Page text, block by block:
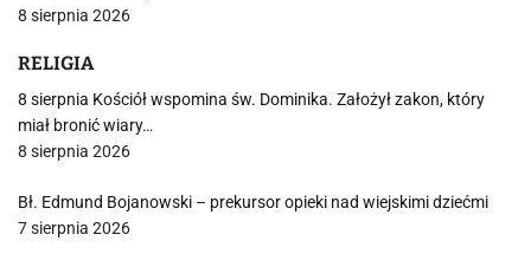
8 sierpnia 2026
RELIGIA
8 sierpnia Kościół wspomina św. Dominika. Założył zakon, który
miał bronić wiary…
8 sierpnia 2026
Bł. Edmund Bojanowski – prekursor opieki nad wiejskimi dziećmi
7 sierpnia 2026